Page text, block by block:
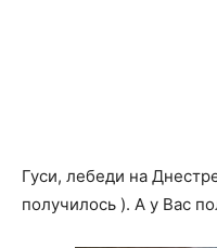
Гуси, лебеди на
получилось ). А у Вас